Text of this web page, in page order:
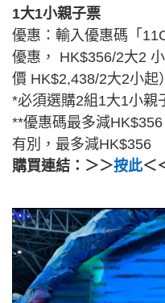
1大1小親子票
優惠：輸入優惠碼「
優惠， HK$356/2大2
價 HK$2,438/2大2小起
*必須選購2組1大1小親
**優惠碼最多減
有別，最多減HK$356
購買連結：＞＞按此＜